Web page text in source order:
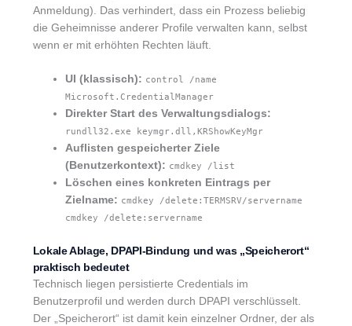
Anmeldung). Das verhindert, dass ein Prozess beliebig
die Geheimnisse anderer Profile verwalten kann, selbst
wenn er mit erhöhten Rechten läuft.
UI (klassisch): control /name
Microsoft.CredentialManager
Direkter Start des Verwaltungsdialogs:
rundll32.exe keymgr.dll,KRShowKeyMgr
Auflisten gespeicherter Ziele
(Benutzerkontext): cmdkey /list
Löschen eines konkreten Eintrags per
Zielname: cmdkey /delete:TERMSRV/servername
cmdkey /delete:servername
Lokale Ablage, DPAPI-Bindung und was „Speicherort“
praktisch bedeutet
Technisch liegen persistierte Credentials im
Benutzerprofil und werden durch DPAPI verschlüsselt.
Der „Speicherort“ ist damit kein einzelner Ordner, der als